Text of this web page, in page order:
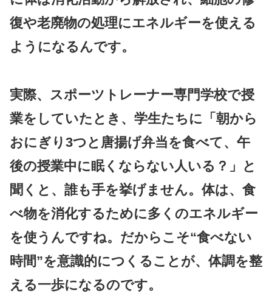
復や老廃物の処理にエネルギーを使える
ようになるんです。
実際、スポーツトレーナー専門学校で授
業をしていたとき、学生たちに「朝から
おにぎり3つと唐揚げ弁当を食べて、午
後の授業中に眠くならない人いる？」と
聞くと、誰も手を挙げません。体は、食
べ物を消化するために多くのエネルギー
を使うんですね。だからこそ“食べない
時間”を意識的につくることが、体調を整
える一歩になるのです。